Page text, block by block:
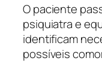
O paciente
psiquiatra e
identificam
possíveis